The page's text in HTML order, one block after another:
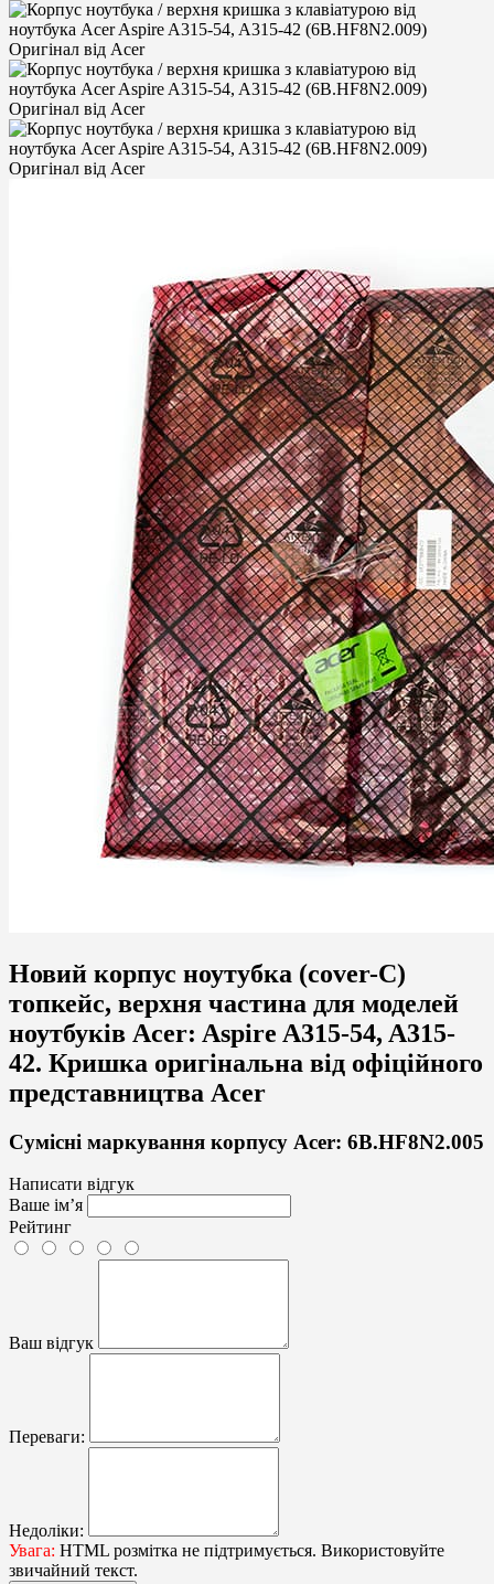
Новий корпус ноутубка (cover-C)
топкейс, верхня частина для моделей
ноутбуків Acer: Aspire A315-54, A315-
42. Кришка оригінальна від офіційного
представництва Acer
Сумісні маркування корпусу Acer: 6B.HF8N2.005
Написати відгук
Ваше ім’я
Рейтинг
Ваш відгук
Переваги:
Недоліки:
Увага: HTML розмітка не підтримується. Використовуйте
звичайний текст.